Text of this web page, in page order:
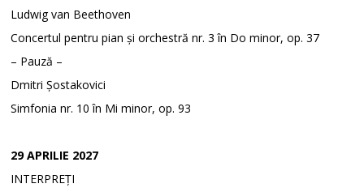
Ludwig van Beethoven
Concertul pentru pian și orchestră nr. 3 în Do minor, op. 37
– Pauză –
Dmitri Șostakovici
Simfonia nr. 10 în Mi minor, op. 93
29 APRILIE 2027
INTERPREȚI